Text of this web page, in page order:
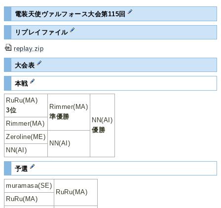
電装天使ヴァルフォース大会第115回
リプレイファイル
replay.zip
大会表
本戦
RuRu(MA)
3位
Rimmer(MA)
準優勝
NN(AI)
優勝
Rimmer(MA)
Zeroline(ME)
NN(AI)
NN(AI)
予選
muramasa(SE)
RuRu(MA)
RuRu(MA)